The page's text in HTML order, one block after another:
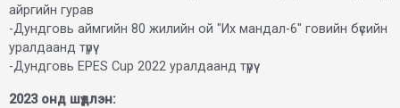
айргийн гурав
-Дундговь аймгийн 80 жилийн ой "Их мандал-6" говийн бүсийн
уралдаанд түрүү
-Дундговь EPES Cup 2022 уралдаанд түрүү
2023 онд шүдлэн: